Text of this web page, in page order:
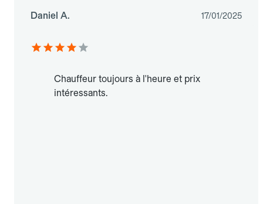
Daniel A. 17/01/2025
Chauffeur toujours à l'heure et prix
intéressants.